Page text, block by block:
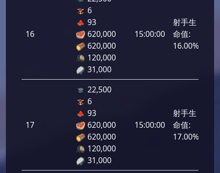
16
6
93
620,000
620,000
120,000
31,000
15:00:00
射手生
命值:
16.00%
17
22,500
6
93
620,000
620,000
120,000
31,000
15:00:00
射手生
命值:
17.00%